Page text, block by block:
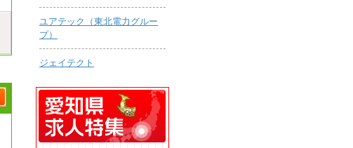
ユアテック（東北電力グルー
プ）
ジェイテクト